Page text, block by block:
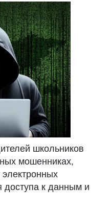
школьников
мошенниках,
доступа к данным и